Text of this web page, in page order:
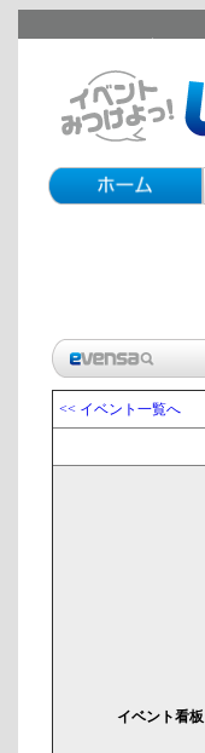
<< イベント一覧へ
イベント看板